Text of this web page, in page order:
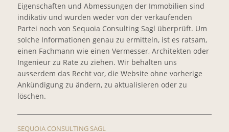
Eigenschaften und Abmessungen der Immobilien sind
indikativ und wurden weder von der verkaufenden
Partei noch von Sequoia Consulting Sagl überprüft. Um
solche Informationen genau zu ermitteln, ist es ratsam,
einen Fachmann wie einen Vermesser, Architekten oder
Ingenieur zu Rate zu ziehen. Wir behalten uns
ausserdem das Recht vor, die Website ohne vorherige
Ankündigung zu ändern, zu aktualisieren oder zu
löschen.
SEQUOIA CONSULTING SAGL